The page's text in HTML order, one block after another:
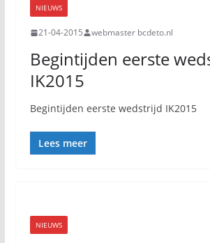
NIEUWS
21-04-2015 webmaster bcdeto.nl
Begintijden eerste
IK2015
Begintijden eerste wedstrijd IK2015
Lees meer
NIEUWS